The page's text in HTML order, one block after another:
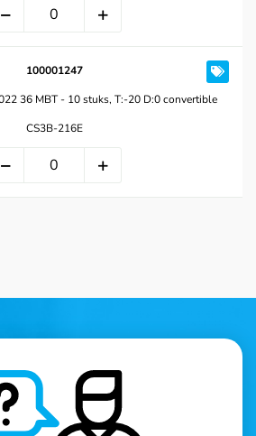
100001247
36 MBT - 10 stuks, T:-20 D:0 convertible
CS3B-216E